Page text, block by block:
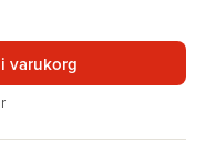
varukorg